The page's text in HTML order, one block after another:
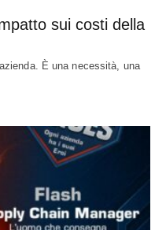
sui costi della
È una necessità, una